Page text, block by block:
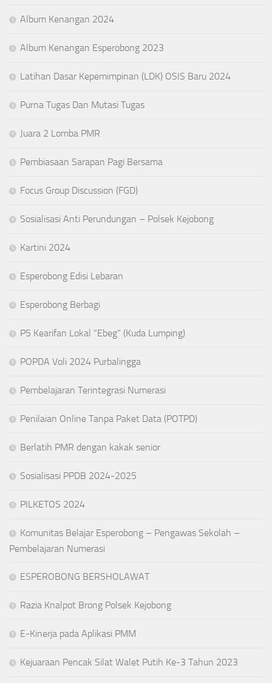
Album Kenangan 2024
Album Kenangan Esperobong 2023
Latihan Dasar Kepemimpinan (LDK) OSIS Baru 2024
Purna Tugas Dan Mutasi Tugas
Juara 2 Lomba PMR
Pembiasaan Sarapan Pagi Bersama
Focus Group Discussion (FGD)
Sosialisasi Anti Perundungan – Polsek Kejobong
Kartini 2024
Esperobong Edisi Lebaran
Esperobong Berbagi
P5 Kearifan Lokal “Ebeg” (Kuda Lumping)
POPDA Voli 2024 Purbalingga
Pembelajaran Terintegrasi Numerasi
Penilaian Online Tanpa Paket Data (POTPD)
Berlatih PMR dengan kakak senior
Sosialisasi PPDB 2024-2025
PILKETOS 2024
Komunitas Belajar Esperobong – Pengawas Sekolah –
Pembelajaran Numerasi
ESPEROBONG BERSHOLAWAT
Razia Knalpot Brong Polsek Kejobong
E-Kinerja pada Aplikasi PMM
Kejuaraan Pencak Silat Walet Putih Ke-3 Tahun 2023